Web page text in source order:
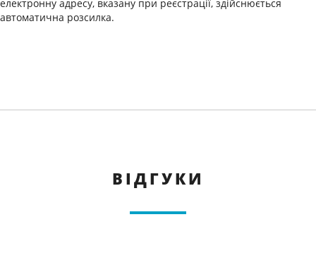
електронну адресу, вказану при реєстрації, здійснюється
автоматична розсилка.
ВІДГУКИ